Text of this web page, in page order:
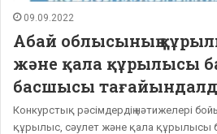
09.09.2022
Абай облысының
және қала құрылысы
басшысы
️Конкурстық рәсімдердің нәтижелері
құрылыс, сәулет және қала құрылысы